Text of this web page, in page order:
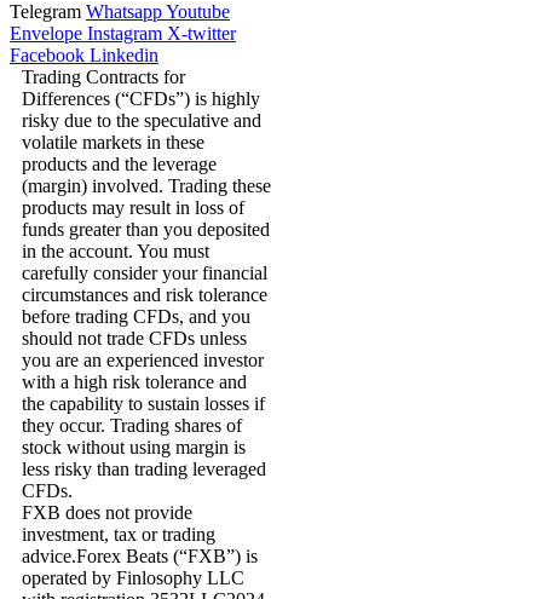
Telegram WhatsappYoutube
Envelope Instagram X-twitter
Facebook Linkedin
Trading Contracts for
Differences (“CFDs”) is highly
risky due to the speculative and
volatile markets in these
products and the leverage
(margin) involved. Trading these
products may result in loss of
funds greater than you deposited
in the account. You must
carefully consider your financial
circumstances and risk tolerance
before trading CFDs, and you
should not trade CFDs unless
you are an experienced investor
with a high risk tolerance and
the capability to sustain losses if
they occur. Trading shares of
stock without using margin is
less risky than trading leveraged
CFDs.
FXB does not provide
investment, tax or trading
advice.Forex Beats (“FXB”) is
operated by Finlosophy LLC